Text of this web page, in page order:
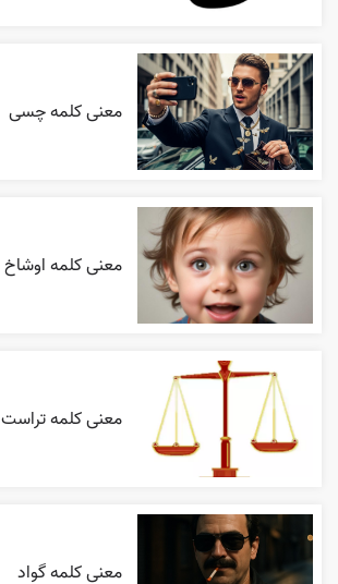
معنی کلمه چسی
معنی کلمه اوشاخ
معنی کلمه تراست
معنی کلمه گواد